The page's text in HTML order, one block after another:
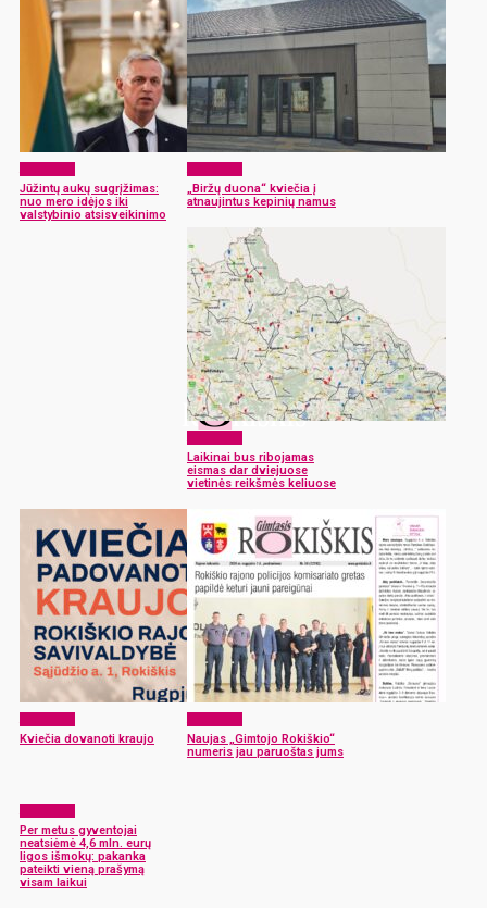
Jūžintų aukų sugrįžimas:
nuo mero idėjos iki
valstybinio atsisveikinimo
„Biržų duona“ kviečia į
atnaujintus kepinių namus
Laikinai bus ribojamas
eismas dar dviejuose
vietinės reikšmės keliuose
Kviečia dovanoti kraujo
Naujas „Gimtojo Rokiškio“
numeris jau paruoštas jums
Per metus gyventojai
neatsiėmė 4,6 mln. eurų
ligos išmokų: pakanka
pateikti vieną prašymą
visam laikui